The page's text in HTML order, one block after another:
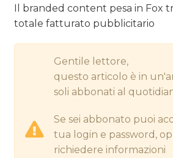
ESTERNA
Il branded content pesa in Fox
totale fatturato pubblicitario
Gentile lettore,
questo articolo è in
soli abbonati al
Se sei abbonato puoi
tua login e password,
richiedere informazioni